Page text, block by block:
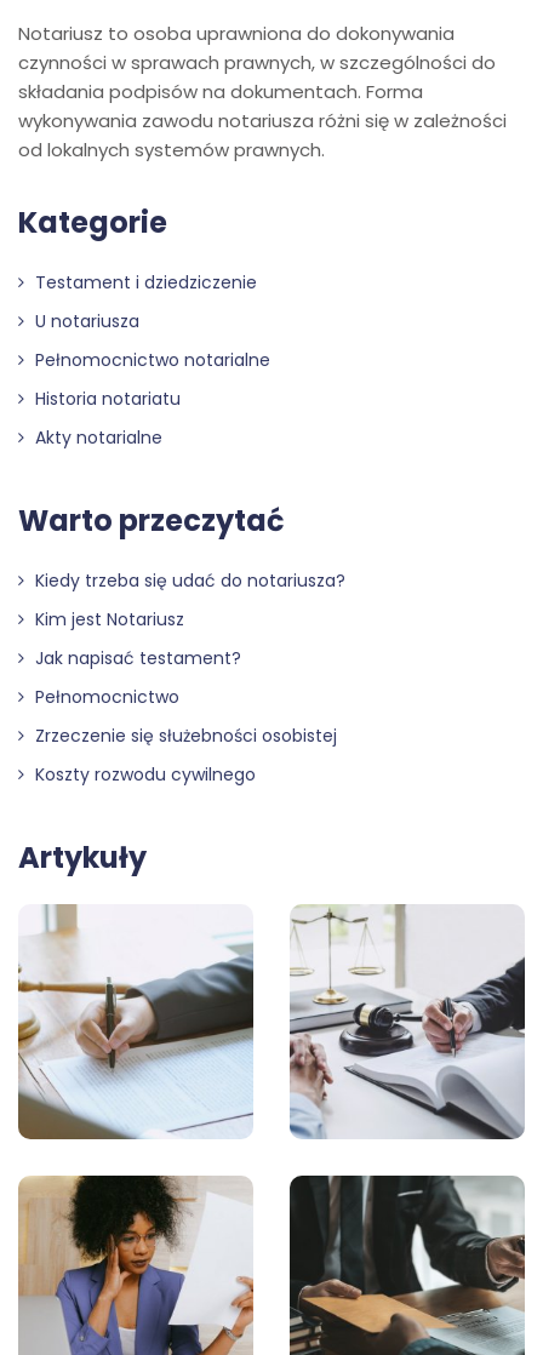
Notariusz to osoba uprawniona do dokonywania
czynności w sprawach prawnych, w szczególności do
składania podpisów na dokumentach. Forma
wykonywania zawodu notariusza różni się w zależności
od lokalnych systemów prawnych.
Kategorie
Testament i dziedziczenie
U notariusza
Pełnomocnictwo notarialne
Historia notariatu
Akty notarialne
Warto przeczytać
Kiedy trzeba się udać do notariusza?
Kim jest Notariusz
Jak napisać testament?
Pełnomocnictwo
Zrzeczenie się służebności osobistej
Koszty rozwodu cywilnego
Artykuły